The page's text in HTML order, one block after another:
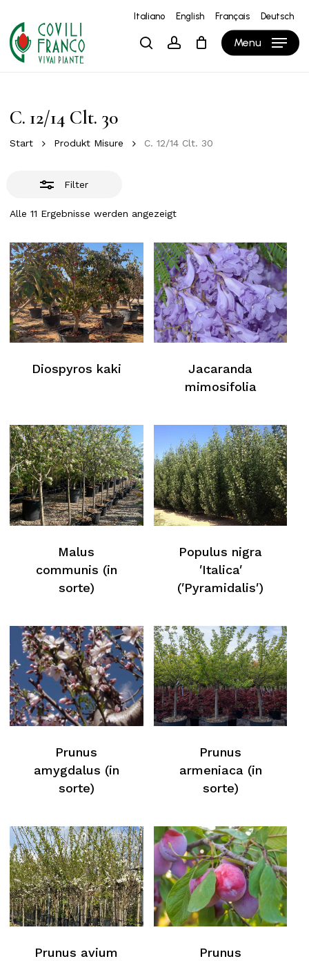
main
content
Italiano English Français Deutsch
searchaccount Menu
Warenkorb Close
Cart
C. 12/14 Clt. 30
Start Produkt Misure C. 12/14 Clt. 30
Filter
Alle 11 Ergebnisse werden angezeigt
Close
Filters
Diospyros kaki
Jacaranda
mimosifolia
Malus
communis (in
sorte)
Populus nigra
′Italica′
(′Pyramidalis′)
Prunus
amygdalus (in
sorte)
Prunus
armeniaca (in
sorte)
Prunus avium
Prunus